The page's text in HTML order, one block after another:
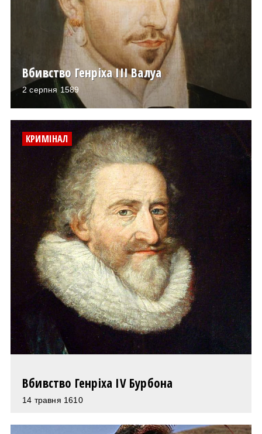
Вбивство Генріха ІІІ Валуа
2 серпня 1589
КРИМІНАЛ
Вбивство Генріха IV Бурбона
14 травня 1610